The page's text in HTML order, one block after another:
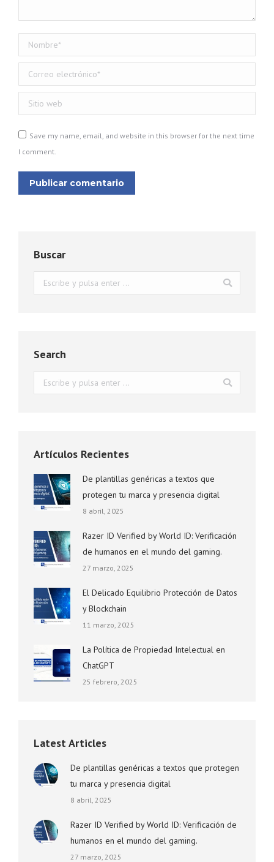
Nombre *
Correo electrónico *
Sitio web
Save my name, email, and website in this browser for the next time
I comment.
Publicar comentario
Buscar
Buscar:
Search
Buscar:
Artículos Recientes
De plantillas genéricas a textos que
protegen tu marca y presencia digital
8 abril, 2025
Razer ID Verified by World ID: Verificación
de humanos en el mundo del gaming.
27 marzo, 2025
El Delicado Equilibrio Protección de Datos
y Blockchain
11 marzo, 2025
La Política de Propiedad Intelectual en
ChatGPT
25 febrero, 2025
Latest Articles
De plantillas genéricas a textos que protegen
tu marca y presencia digital
8 abril, 2025
Razer ID Verified by World ID: Verificación de
humanos en el mundo del gaming.
27 marzo, 2025